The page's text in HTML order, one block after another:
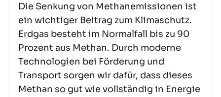
Die Senkung von Methanemissionen ist
ein wichtiger Beitrag zum Klimaschutz.
Erdgas besteht im Normalfall bis zu 90
Prozent aus Methan. Durch moderne
Technologien bei Förderung und
Transport sorgen wir dafür, dass dieses
Methan so gut wie vollständig in Energie